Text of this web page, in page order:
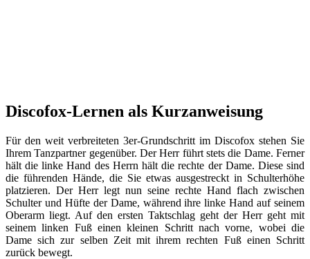
Discofox-Lernen als Kurzanweisung
Für den weit verbreiteten 3er-Grundschritt im Discofox stehen Sie
Ihrem Tanzpartner gegenüber. Der Herr führt stets die Dame. Ferner
hält die linke Hand des Herrn hält die rechte der Dame. Diese sind
die führenden Hände, die Sie etwas ausgestreckt in Schulterhöhe
platzieren. Der Herr legt nun seine rechte Hand flach zwischen
Schulter und Hüfte der Dame, während ihre linke Hand auf seinem
Oberarm liegt. Auf den ersten Taktschlag geht der Herr geht mit
seinem linken Fuß einen kleinen Schritt nach vorne, wobei die
Dame sich zur selben Zeit mit ihrem rechten Fuß einen Schritt
zurück bewegt.